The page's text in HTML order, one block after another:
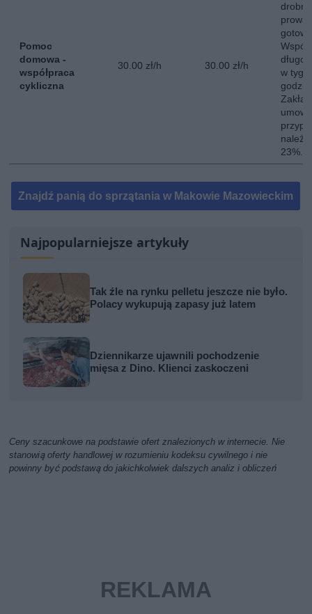
Pomoc
domowa -
współpraca
cykliczna
30.00 zł/h 30.00 zł/h
w
należy
23%.
Znajdź panią do sprzątania w Makowie Mazowieckim
Najpopularniejsze artykuły
Tak źle na rynku pelletu jeszcze nie było.
Polacy wykupują zapasy już latem
Dziennikarze ujawnili pochodzenie
mięsa z Dino. Klienci zaskoczeni
Ceny szacunkowe na podstawie ofert znalezionych w internecie. Nie
stanowią oferty handlowej w rozumieniu kodeksu cywilnego i nie
powinny być podstawą do jakichkolwiek dalszych analiz i obliczeń